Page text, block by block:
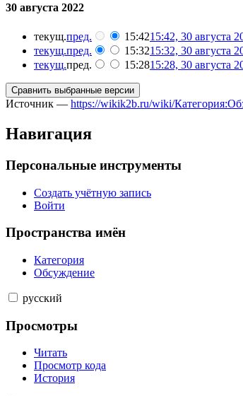
30 августа 2022
текущ.пред. 15:4215:42, 30 августа
текущ.пред. 15:3215:32, 30 августа
текущ.пред. 15:2815:28, 30 августа
Источник — https://wikik2b.ru/wiki/
Навигация
Персональные инструменты
Создать учётную запись
Войти
Пространства имён
Категория
Обсуждение
русский
Просмотры
Читать
Просмотр кода
История